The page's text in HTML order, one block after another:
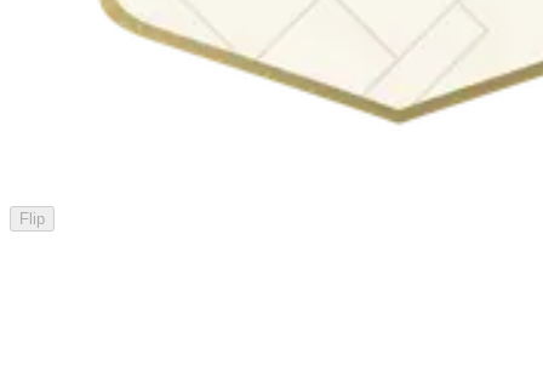
Flip